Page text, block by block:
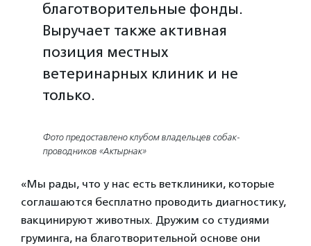
благотворительные фонды.
Выручает также активная
позиция местных
ветеринарных клиник и не
только.
Фото предоставлено клубом владельцев собак-
проводников «Актырнак»
«Мы рады, что у нас есть ветклиники, которые
соглашаются бесплатно проводить диагностику,
вакцинируют животных. Дружим со студиями
груминга, на благотворительной основе они